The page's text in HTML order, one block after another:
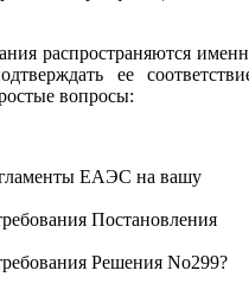
распространяются
ее
вопросы:
ЕАЭС на вашу
Постановления
Решения No299?